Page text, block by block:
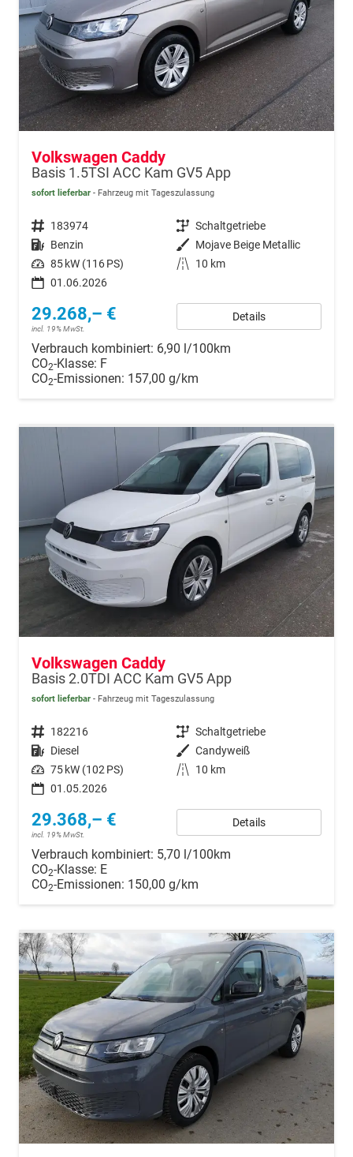
Volkswagen Caddy
Basis 1.5TSI ACC Kam GV5 App
sofort lieferbar Fahrzeug mit Tageszulassung
Fahrzeugnr. 183974 Getriebe Schaltgetriebe
Kraftstoff Benzin Außenfarbe Mojave Beige Metallic
Leistung 85 kW (116 PS) Kilometerstand
10 km
01.06.2026
29.268,– €
incl. 19% MwSt.
Details
Verbrauch kombiniert: 6,90 l/100km
CO2-Klasse: F
CO2-Emissionen: 157,00 g/km
Volkswagen Caddy
Basis 2.0TDI ACC Kam GV5 App
sofort lieferbar Fahrzeug mit Tageszulassung
Fahrzeugnr. 182216 Getriebe Schaltgetriebe
Kraftstoff Diesel Außenfarbe Candyweiß
Leistung 75 kW (102 PS) Kilometerstand
10 km
01.05.2026
29.368,– €
incl. 19% MwSt.
Details
Verbrauch kombiniert: 5,70 l/100km
CO2-Klasse: E
CO2-Emissionen: 150,00 g/km